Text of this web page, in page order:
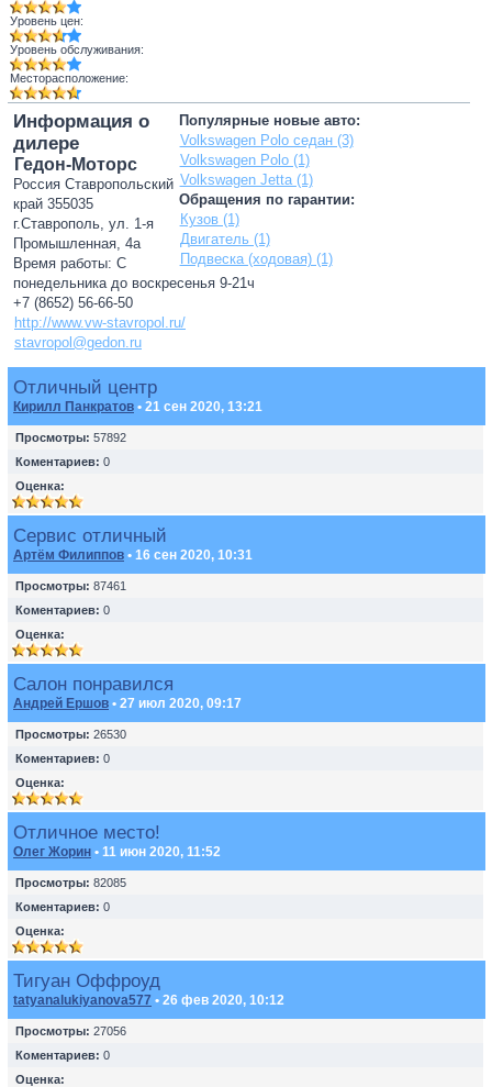
Уровень цен:
Уровень обслуживания:
Месторасположение:
Популярные новые авто:
Volkswagen Polo седан (3)
Volkswagen Polo (1)
Volkswagen Jetta (1)
Обращения по гарантии:
Кузов (1)
Двигатель (1)
Подвеска (ходовая) (1)
Информация о
дилере
Гедон-Моторс
Россия Ставропольский
край 355035
г.Ставрополь, ул. 1-я
Промышленная, 4а
Время работы: С
понедельника до воскресенья 9-21ч
+7 (8652) 56-66-50
http://www.vw-stavropol.ru/
stavropol@gedon.ru
Отличный центр
Кирилл Панкратов • 21 сен 2020, 13:21
Просмотры: 57892
Коментариев: 0
Оценка:
Сервис отличный
Артём Филиппов • 16 сен 2020, 10:31
Просмотры: 87461
Коментариев: 0
Оценка:
Салон понравился
Андрей Ершов • 27 июл 2020, 09:17
Просмотры: 26530
Коментариев: 0
Оценка:
Отличное место!
Олег Жорин • 11 июн 2020, 11:52
Просмотры: 82085
Коментариев: 0
Оценка:
Тигуан Оффроуд
tatyanalukiyanova577 • 26 фев 2020, 10:12
Просмотры: 27056
Коментариев: 0
Оценка: